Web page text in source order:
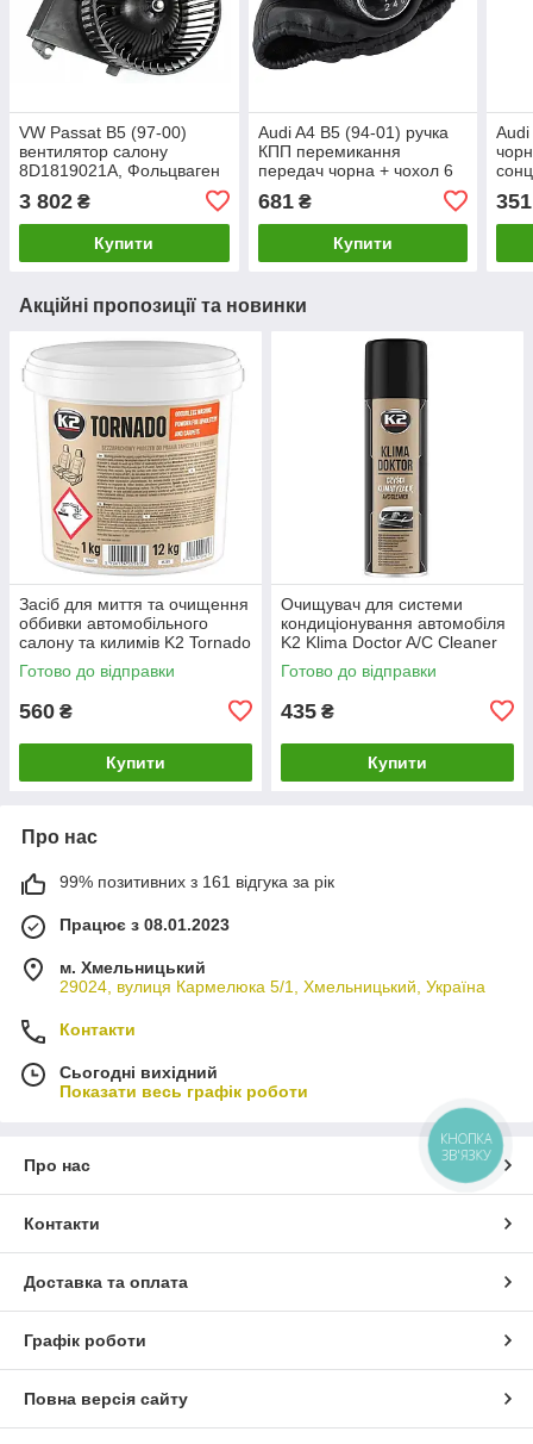
VW Passat B5 (97-00)
вентилятор салону
8D1819021A, Фольцваген
3 802 ₴
Купити
Audi A4 B5 (94-01) ручка
КПП перемикання
передач чорна + чохол 6
Ауді А4 Б5
681₴
Купити
351
Акційні пропозиції та новинки
Засіб для миття та очищення
оббивки автомобільного
салону та килимів K2 Tornado
1 кг (M885)
Готово до відправки
560 ₴
Купити
Очищувач для системи
кондиціонування автомобіля
K2 Klima Doctor A/C Cleaner
аерозоль 500 мл (W100)
Готово до відправки
435 ₴
Купити
Про нас
99% позитивних з 161 відгука за рік
Працює з 08.01.2023
м. Хмельницький
29024, вулиця Кармелюка 5/1, Хмельницький, Україна
Контакти
Сьогодні вихідний
Показати весь графік роботи
Про нас
Контакти
Доставка та оплата
Графік роботи
Повна версія сайту
КНОПКА
ЗВ'ЯЗКУ